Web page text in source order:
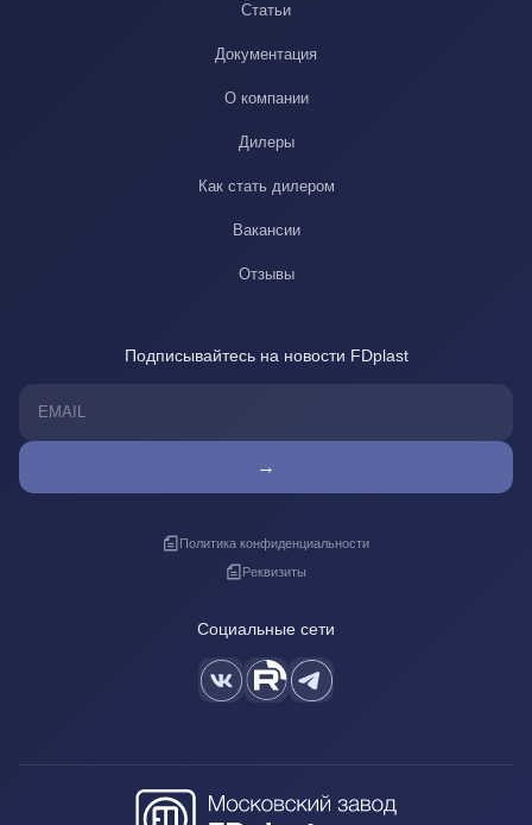
Статьи
Документация
О компании
Дилеры
Как стать дилером
Вакансии
Отзывы
Подписывайтесь на новости FDplast
→
Политика конфиденциальности
Реквизиты
Социальные сети